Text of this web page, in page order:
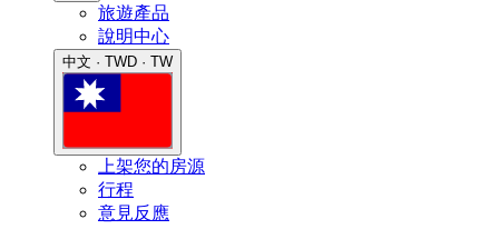
旅遊產品
說明中心
中文 · TWD · TW
上架您的房源
行程
意見反應